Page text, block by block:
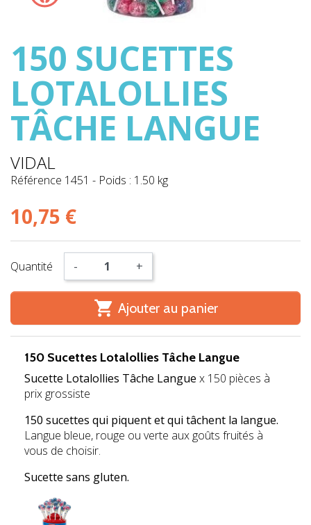
150 SUCETTES
LOTALOLLIES
TÂCHE LANGUE
VIDAL
Référence 1451 - Poids : 1.50 kg
10,75 €
Quantité - +
 Ajouter au panier
150 Sucettes Lotalollies Tâche Langue
Sucette Lotalollies Tâche Langue x 150 pièces à
prix grossiste
150 sucettes qui piquent et qui tâchent la langue.
Langue bleue, rouge ou verte aux goûts fruités à
vous de choisir.
Sucette sans gluten.